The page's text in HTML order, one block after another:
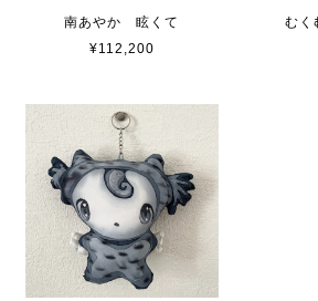
南あやか 眩くて
¥112,200
む